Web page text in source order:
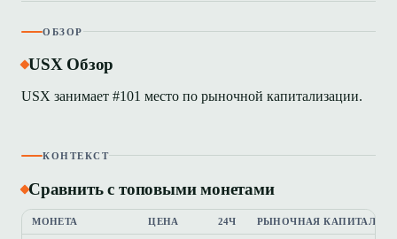
ОБЗОР
USX Обзор
USX занимает #101 место по рыночной капитализации.
КОНТЕКСТ
Сравнить с топовыми монетами
МОНЕТА ЦЕНА 24Ч РЫНОЧНАЯ